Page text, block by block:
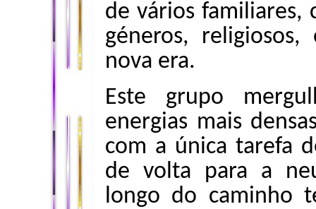
de vários familiares,
géneros,
nova era.
Este grupo
energias mais
com a única tarefa
de volta para a
longo do caminho